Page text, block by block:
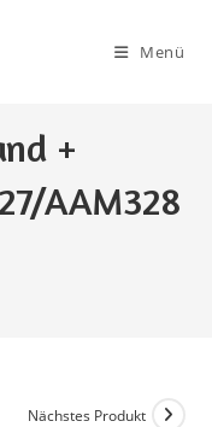
Menü
+
AAM328
Nächstes Produkt